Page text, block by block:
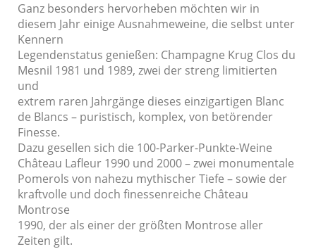
Ganz besonders hervorheben möchten wir in
diesem Jahr einige Ausnahmeweine, die selbst unter
Kennern
Legendenstatus genießen: Champagne Krug Clos du
Mesnil 1981 und 1989, zwei der streng limitierten
und
extrem raren Jahrgänge dieses einzigartigen Blanc
de Blancs – puristisch, komplex, von betörender
Finesse.
Dazu gesellen sich die 100-Parker-Punkte-Weine
Château Lafleur 1990 und 2000 – zwei monumentale
Pomerols von nahezu mythischer Tiefe – sowie der
kraftvolle und doch finessenreiche Château
Montrose
1990, der als einer der größten Montrose aller
Zeiten gilt.